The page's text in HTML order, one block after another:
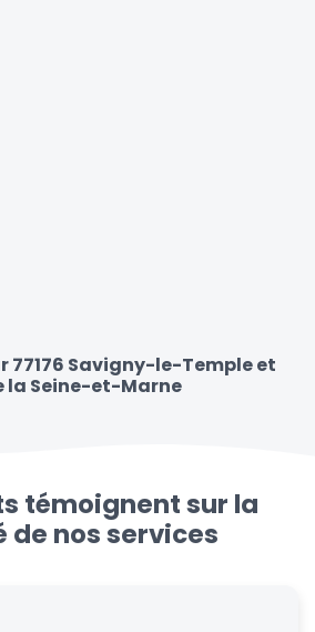
77176 Savigny-le-Temple et
la Seine-et-Marne
témoignent sur la
de nos services